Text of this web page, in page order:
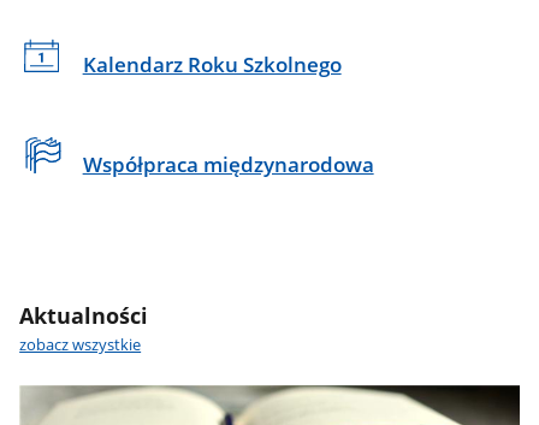
Kalendarz Roku Szkolnego
Współpraca międzynarodowa
Aktualności
zobacz wszystkie